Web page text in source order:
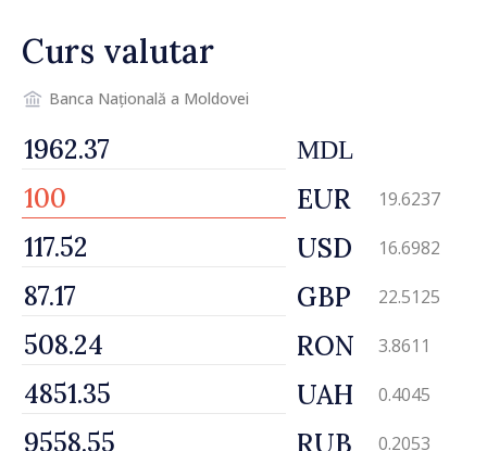
Curs valutar
Banca Națională a Moldovei
MDL
EUR 19.6237
USD 16.6982
GBP 22.5125
RON 3.8611
UAH 0.4045
RUB 0.2053